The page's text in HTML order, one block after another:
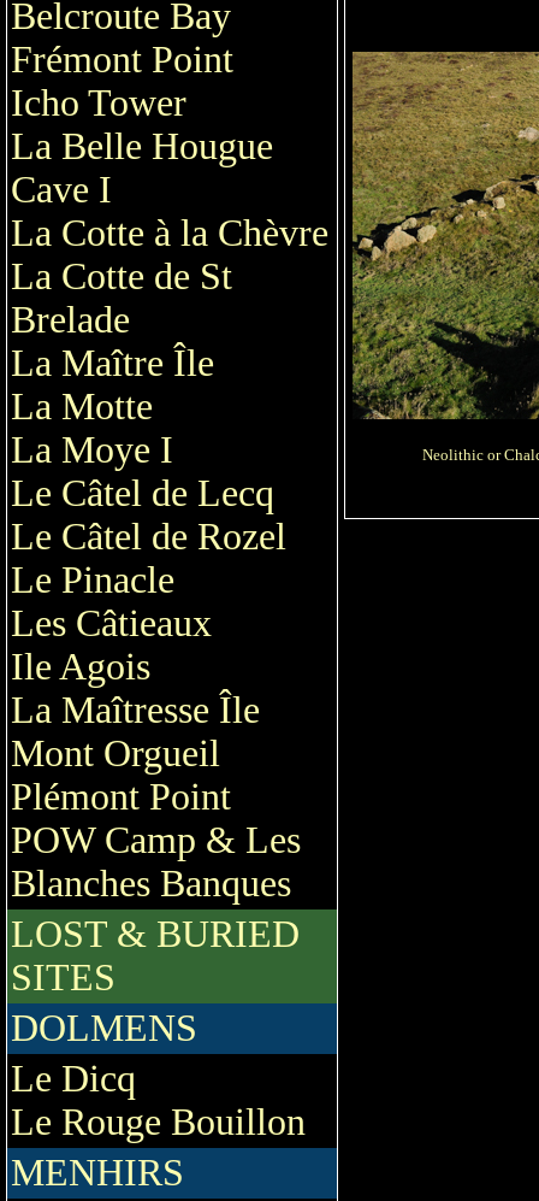
Belcroute Bay
Frémont Point
Icho Tower
La Belle Hougue
Cave I
La Cotte à la Chèvre
La Cotte de St
Brelade
La Maître Île
La Motte
La Moye I
Le Câtel de Lecq
Le Câtel de Rozel
Le Pinacle
Les Câtieaux
Ile Agois
La Maîtresse Île
Mont Orgueil
Plémont Point
POW Camp & Les
Blanches Banques
LOST & BURIED
SITES
DOLMENS
Le Dicq
Le Rouge Bouillon
MENHIRS
Neolithic or